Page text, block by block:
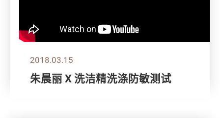
2018.03.15
朱晨丽 X 洗洁精洗涤防敏测试